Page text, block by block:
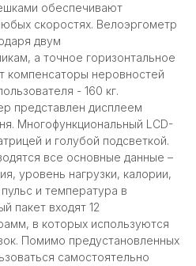
обеспечивают
скоростях. Велоэргометр
двум
а точное горизонтальное
компенсаторы неровностей
- 160 кг.
представлен дисплеем
Многофункциональный LCD-
и голубой подсветкой.
все основные данные –
уровень нагрузки, калории,
и температура в
пакет входят 12
в которых используются
Помимо предустановленных
самостоятельно